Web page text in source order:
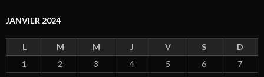
JANVIER 2024
L M M J V S
D
1
2 3 4 5 6
7